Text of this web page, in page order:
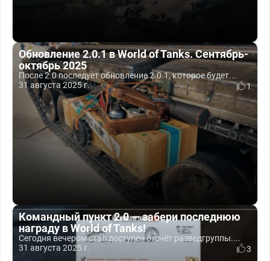
Обновление 2.0.1 в World of Tanks. Сентябрь-
октябрь 2025
После 2.0 последует обновление 2.0.1, которое будет...
31 августа 2025 г.
1
Командный пункт 2.0 — забери последнюю
награду в World of Tanks!
Сегодня вечером стал доступен отсчёт разведгруппы....
31 августа 2025 г.
3